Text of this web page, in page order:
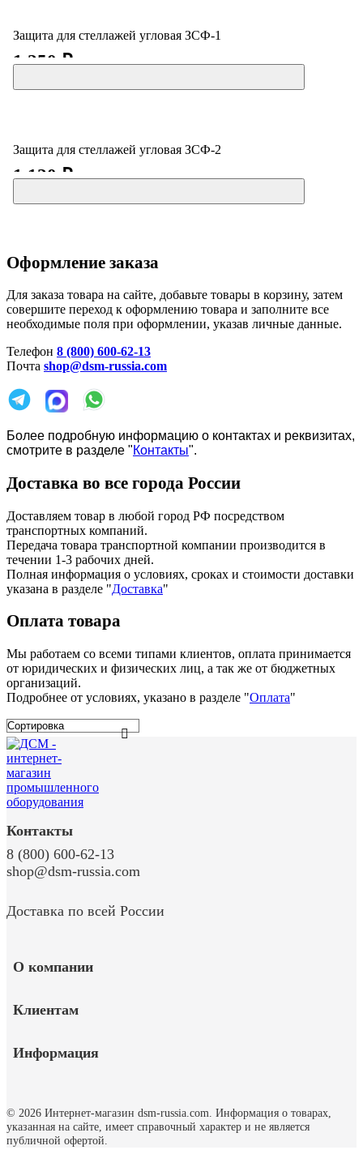
Защита для стеллажей угловая ЗСФ-1
1 250 ₽
Защита для стеллажей угловая ЗСФ-2
1 120 ₽
Оформление заказа
Для заказа товара на сайте, добавьте товары в корзину, затем
совершите переход к оформлению товара и заполните все
необходимые поля при оформлении, указав личные данные.
Телефон 8 (800) 600-62-13
Почта shop@dsm-russia.com
Более подробную информацию о контактах и реквизитах,
смотрите в разделе "Контакты".
Доставка во все города России
Доставляем товар в любой город РФ посредством
транспортных компаний.
Передача товара транспортной компании производится в
течении 1-3 рабочих дней.
Полная информация о условиях, сроках и стоимости доставки
указана в разделе "Доставка"
Оплата товара
Мы работаем со всеми типами клиентов, оплата принимается
от юридических и физических лиц, а так же от бюджетных
организаций.
Подробнее от условиях, указано в разделе "Оплата"
О компании
Клиентам
Информация
Контакты
8 (800) 600-62-13
shop@dsm-russia.com
Доставка по всей России
© 2026 Интернет-магазин dsm-russia.com. Информация о товарах,
указанная на сайте, имеет справочный характер и не является
публичной офертой.